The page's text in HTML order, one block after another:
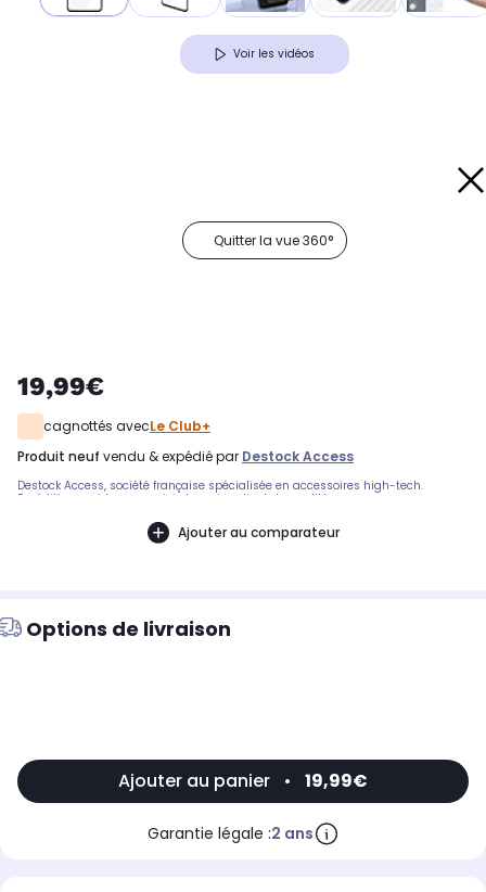
Voir les vidéos
Quitter la vue 360°
19,99€
cagnottés avecLe Club+
produit neuf vendu & expédié par Destock Access
Destock Access, société française spécialisée en accessoires high-tech.
Expédition rapide avec suivi et service client de qualité.
Ajouter au comparateur
Options de livraison
Ajouter au panier • 19,99€
Garantie légale :2 ans